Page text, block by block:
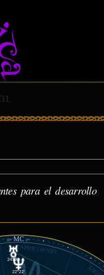
para el desarrollo
22°MC 27'
CAPRICORNIO
24°36'
22°22'